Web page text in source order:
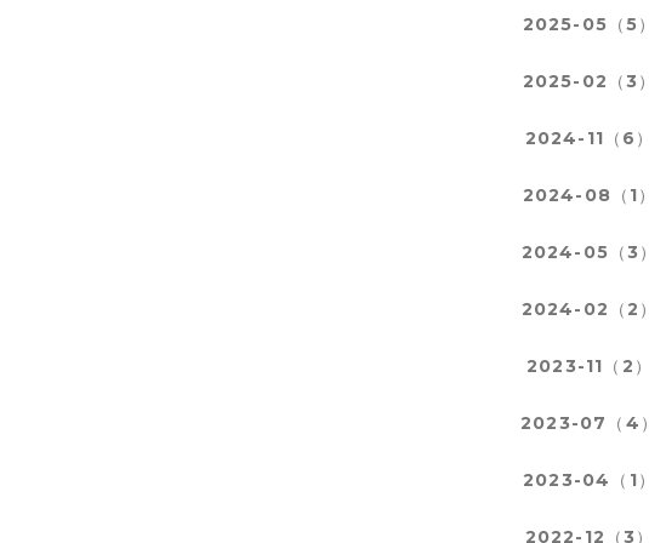
2025-05（5）
2025-02（3）
2024-11（6）
2024-08（1）
2024-05（3）
2024-02（2）
2023-11（2）
2023-07（4）
2023-04（1）
2022-12（3）